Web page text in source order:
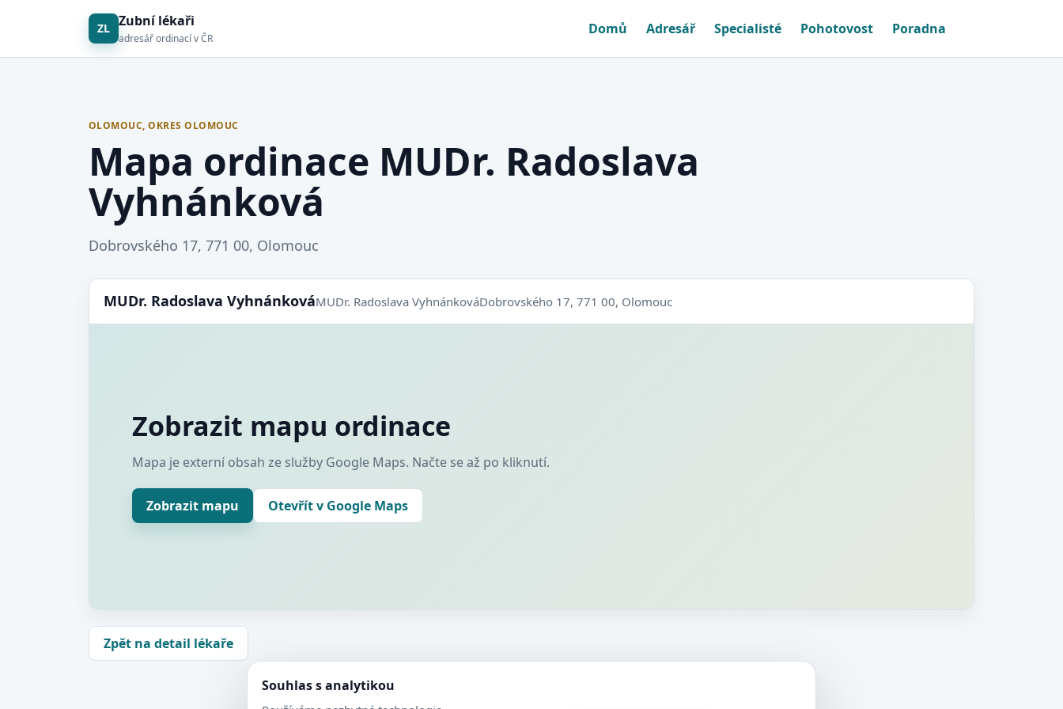
ZL Zubní lékaři
adresář ordinací v ČR
Domů Adresář Specialisté Pohotovost Poradna
OLOMOUC, OKRES OLOMOUC
Mapa ordinace MUDr. Radoslava
Vyhnánková
Dobrovského 17, 771 00, Olomouc
MUDr. Radoslava VyhnánkováMUDr. Radoslava VyhnánkováDobrovského 17, 771 00, Olomouc
Zobrazit mapu ordinace
Mapa je externí obsah ze služby Google Maps. Načte se až po kliknutí.
Zobrazit mapu Otevřít v Google Maps
Zpět na detail lékaře
Souhlas s analytikou